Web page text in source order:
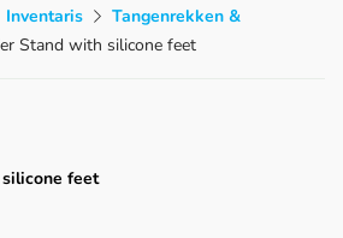
Inventaris
Tangenrekken &
Stand with silicone feet
feet